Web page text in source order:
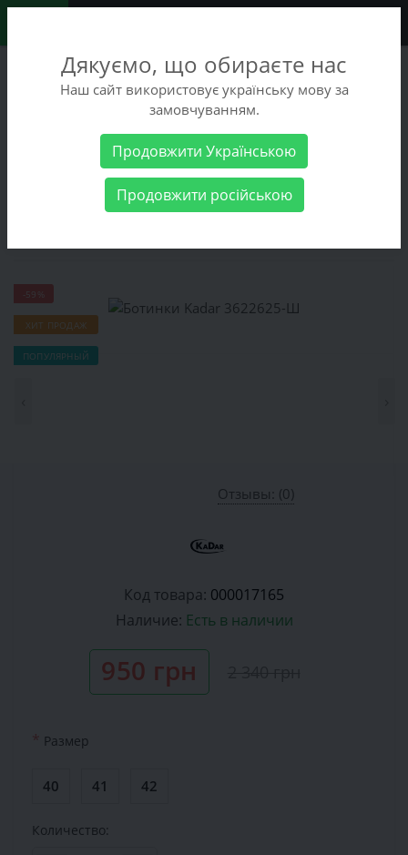
+38 (068) 486-90-09
+38 (093) 486-90-09
Мужские товары Мужская обувь Зимняя обувь
-59%
ХИТ ПРОДАЖ
ПОПУЛЯРНЫЙ
Отзывы: (0)
Код товара: 000017165
Наличие: Есть в наличии
950 грн
* Размер
40 41 42
Количество:
Дякуємо, що обираєте нас
Наш сайт використовує українську мову за
замовчуванням.
Продовжити Українською
Продовжити російською